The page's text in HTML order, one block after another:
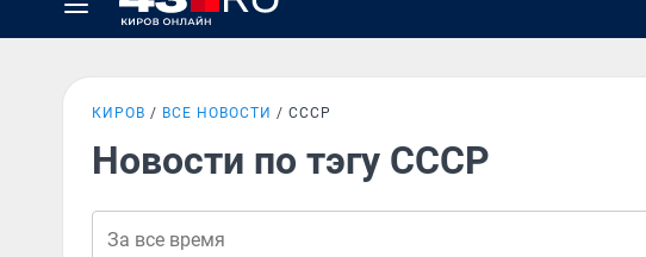
КИРОВ ВСЕ НОВОСТИ СССР
Новости по тэгу СССР